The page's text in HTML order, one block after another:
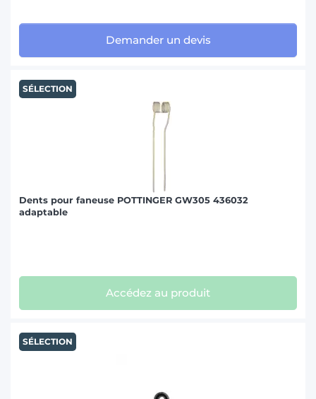
Demander un devis
SÉLECTION
Dents pour faneuse POTTINGER GW305 436032
adaptable
Accédez au produit
SÉLECTION